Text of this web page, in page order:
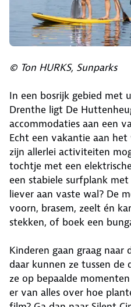
© Ton HURKS, Sunparks
In een bosrijk gebied met
Drenthe ligt De
accommodaties aan een
Echt een vakantie aan
zijn allerlei activiteiten
tochtje met een
een stabiele surfplank
liever aan vaste wal? De
voorn, brasem, zeelt én
stekken, of boek een
Kinderen gaan graag
daar kunnen ze tussen de
ze op bepaalde
er van alles over hoe